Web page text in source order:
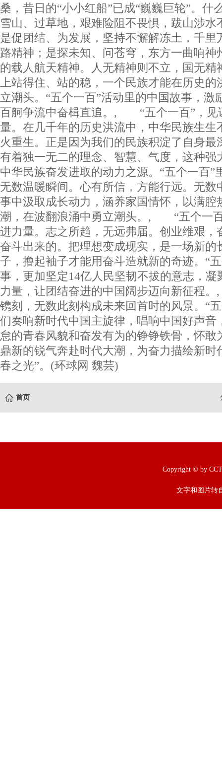
桑，昔日的“小小红船”已成“巍巍巨轮”。什
雪山、过草地，艰难险阻不畏惧，跋山涉水
是促团结、为发展，坚持不懈解冻土，千里
路精神；是探未知、问苍穹，东方一曲响神
的载人航天精神。人无精神则不立，国无精
上站得住、站的稳，一个民族才能在历史
立潮头。“五个一百”活动里的中国故事，激
百舸争流中奋楫直追。, “五个一百”，见
量。在几千年的历史洪流中，中华民族生生
火重生。正是因为我们的民族积淀了自身最
有着独一无二的理念、智慧、气度，这种强
中华民族奋发进取的动力之源。“五个一百”
无数温暖瞬间。心有所信，方能行远。无数
事中汲取成长动力，涵养家国情怀，以满腔
潮，在波翻浪涌中勇立潮头。, “五个一
进力量。志之所趋，无远弗届。创业维艰，
奋斗出来的。把理想变成现实，是一场新的
子，撸起袖子才能用奋斗造就新的奇迹。“
事，更加坚定14亿人民坚韧不拔的意志，凝
力量，让团结奋进的中国阔步迈向新征
镌刻，无数此刻构成未来回首时的风景。“
们奏响新时代中国主旋律，唱响中国好声音
怠的青春风貌和奋发有为的铮铮铁骨，怀敢
鼎新的锐气奔赴时代大潮，为奋力描绘新时
春之光”。(环球网 魏芸)
首页
Copyright © by
文字和图片转